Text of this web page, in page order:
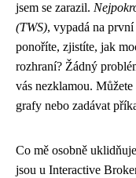
jsem se zarazil.
(TWS), vypadá na
ponoříte, zjistíte, jak
rozhraní? Žádný
vás nezklamou.
grafy nebo zadávat
Co mě osobně
jsou u Interactive